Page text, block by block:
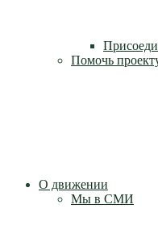
Помочь
О движении
Мы в СМИ